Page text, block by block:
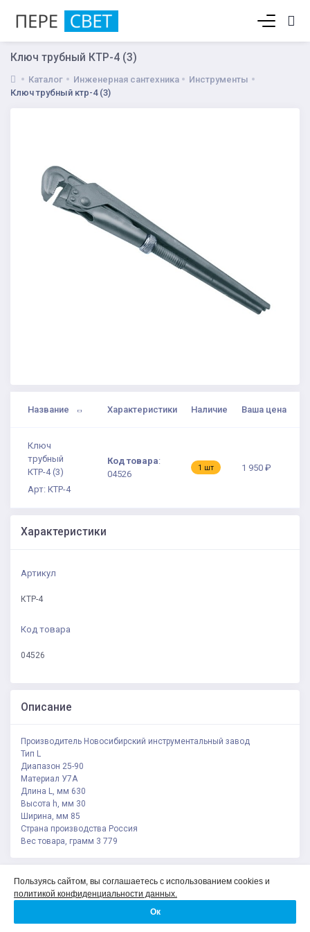
Ключ трубный КТР-4 (3)
Каталог Инженерная сантехника
Инструменты
Ключ трубный ктр-4 (3)
Пользуясь сайтом, вы соглашаетесь с использованием cookies и
политикой конфиденциальности данных.
Ок
Название Характеристики Наличие Ваша цена
Ключ
трубный
КТР-4 (3)
Арт: КТР-4
Код товара:
04526
1 шт 1 950 ₽
Характеристики
Артикул
КТР-4
Код товара
04526
Описание
Производитель Новосибирский инструментальный завод
Тип L
Диапазон 25-90
Материал У7А
Длина L, мм 630
Высота h, мм 30
Ширина, мм 85
Страна производства Россия
Вес товара, грамм 3 779
Политика конфиденциальности
Соглашение на обработку персональных данных
О компании